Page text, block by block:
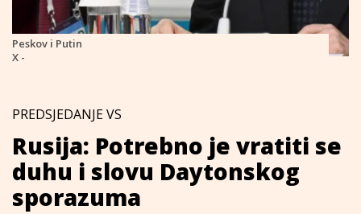
Peskov i Putin
X -
PREDSJEDANJE VS
Rusija: Potrebno je vratiti se
duhu i slovu Daytonskog
sporazuma